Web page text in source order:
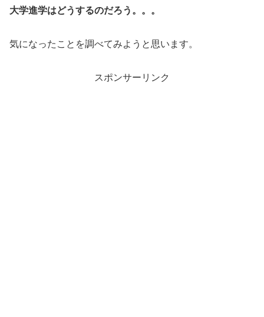
大学進学はどうするのだろう。。。
気になったことを調べてみようと思います。
スポンサーリンク